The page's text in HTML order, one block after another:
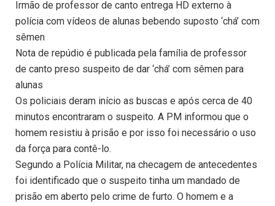
Irmão de professor de canto entrega HD externo à
polícia com vídeos de alunas bebendo suposto ‘chá’ com
sêmen
Nota de repúdio é publicada pela família de professor
de canto preso suspeito de dar ‘chá’ com sêmen para
alunas
Os policiais deram início as buscas e após cerca de 40
minutos encontraram o suspeito. A PM informou que o
homem resistiu à prisão e por isso foi necessário o uso
da força para contê-lo.
Segundo a Polícia Militar, na checagem de antecedentes
foi identificado que o suspeito tinha um mandado de
prisão em aberto pelo crime de furto. O homem e a